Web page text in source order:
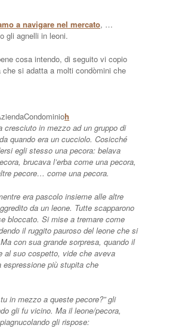
a navigare nel mercato, …
gli agnelli in leoni.
cosa intendo, di seguito vi copio
che si adatta a molti condòmini che
h
cresciuto in mezzo ad un gruppo di
quando era un cucciolo. Cosicché
egli stesso una pecora: belava
brucava l’erba come una pecora,
pecore… come una pecora.
era pascolo insieme alle altre
da un leone. Tutte scapparono
bloccato. Si mise a tremare come
il ruggito pauroso del leone che si
con sua grande sorpresa, quando il
al suo cospetto, vide che aveva
espressione più stupita che
in mezzo a queste pecore?” gli
gli fu vicino. Ma il leone/pecora,
gli rispose: